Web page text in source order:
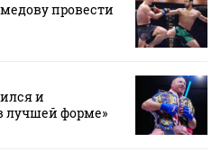
провести
и
лучшей форме»